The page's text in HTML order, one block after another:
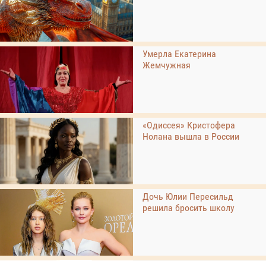
Умерла Екатерина
Жемчужная
«Одиссея» Кристофера
Нолана вышла в России
Дочь Юлии Пересильд
решила бросить школу